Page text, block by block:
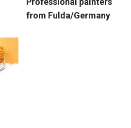
from Fulda/Germany